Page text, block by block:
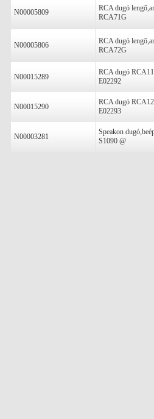
N00005809
RCA dugó
RCA71G
N00005806
RCA dugó
RCA72G
N00015289
RCA dugó
E02292
N00015290
RCA dugó
E02293
N00003281
Speakon
S1090 @